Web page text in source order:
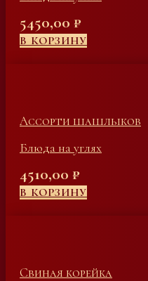
5450,00 ₽
В КОРЗИНУ
Ассорти шашлыков
Блюда на углях
4510,00 ₽
В КОРЗИНУ
Свиная корейка